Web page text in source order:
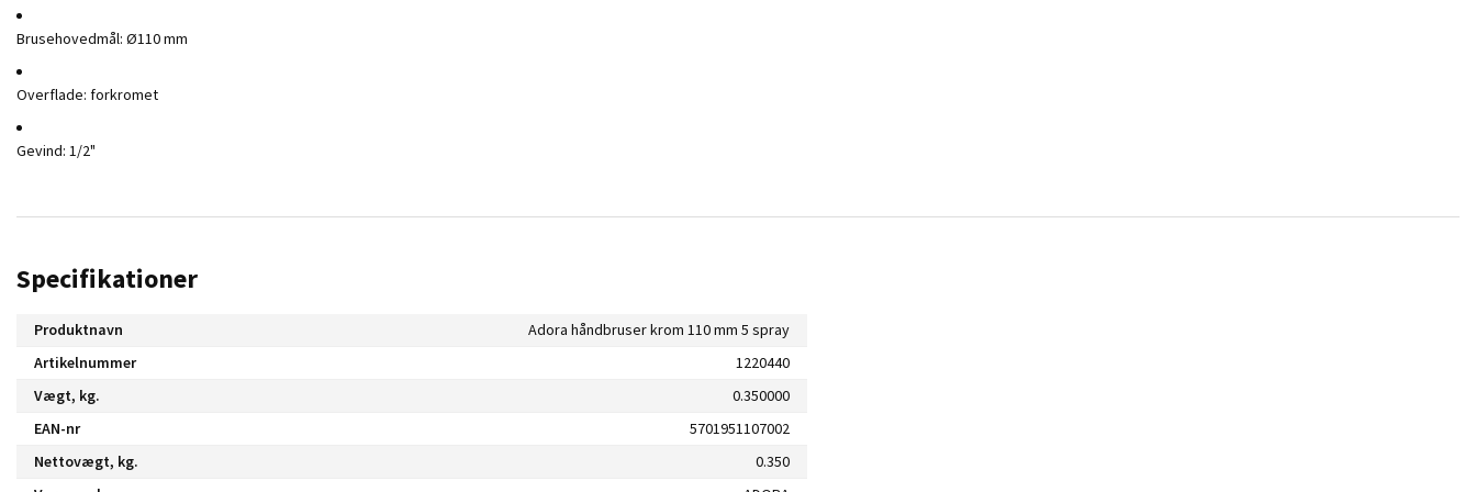
Brusehovedmål: Ø110 mm
Overflade: forkromet
Gevind: 1/2"
Specifikationer
Produktnavn
Adora håndbruser krom 110 mm 5 spray
Artikelnummer
1220440
Vægt, kg.
0.350000
EAN-nr
5701951107002
Nettovægt, kg.
0.350